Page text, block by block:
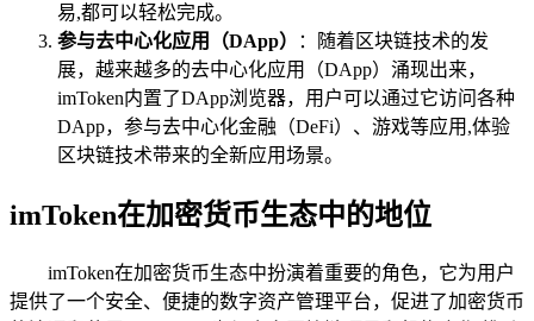
易,都可以轻松完成。
参与去中心化应用（DApp）
：随着区块链技术的发
展，越来越多的去中心化应用（DApp）涌现出来，
imToken内置了DApp浏览器，用户可以通过它访问各种
DApp，参与去中心化金融（DeFi）、游戏等应用,体验
区块链技术带来的全新应用场景。
imToken在加密货币生态中的地位
imToken在加密货币生态中扮演着重要的角色，它为用户
提供了一个安全、便捷的数字资产管理平台，促进了加密货币